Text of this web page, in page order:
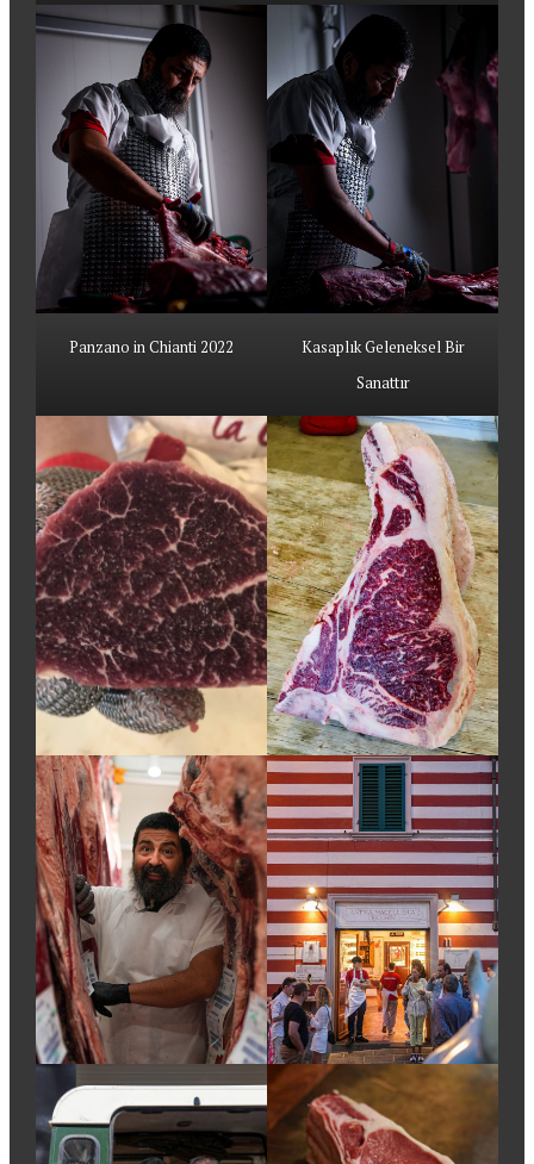
Panzano in Chianti 2022
Kasaplık Geleneksel Bir
Sanattır